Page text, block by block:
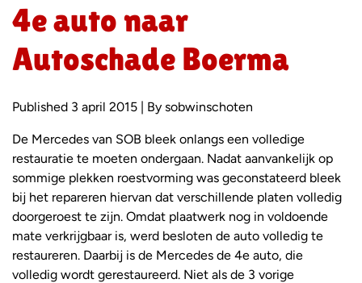
4e auto naar
Autoschade Boerma
Published 3 april 2015 | By sobwinschoten
De Mercedes van SOB bleek onlangs een volledige
restauratie te moeten ondergaan. Nadat aanvankelijk op
sommige plekken roestvorming was geconstateerd bleek
bij het repareren hiervan dat verschillende platen volledig
doorgeroest te zijn. Omdat plaatwerk nog in voldoende
mate verkrijgbaar is, werd besloten de auto volledig te
restaureren. Daarbij is de Mercedes de 4e auto, die
volledig wordt gerestaureerd. Niet als de 3 vorige